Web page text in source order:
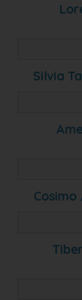
pianoro vecchio
castel s. pietro
castel san
grizzana
Silvia
Cosimo